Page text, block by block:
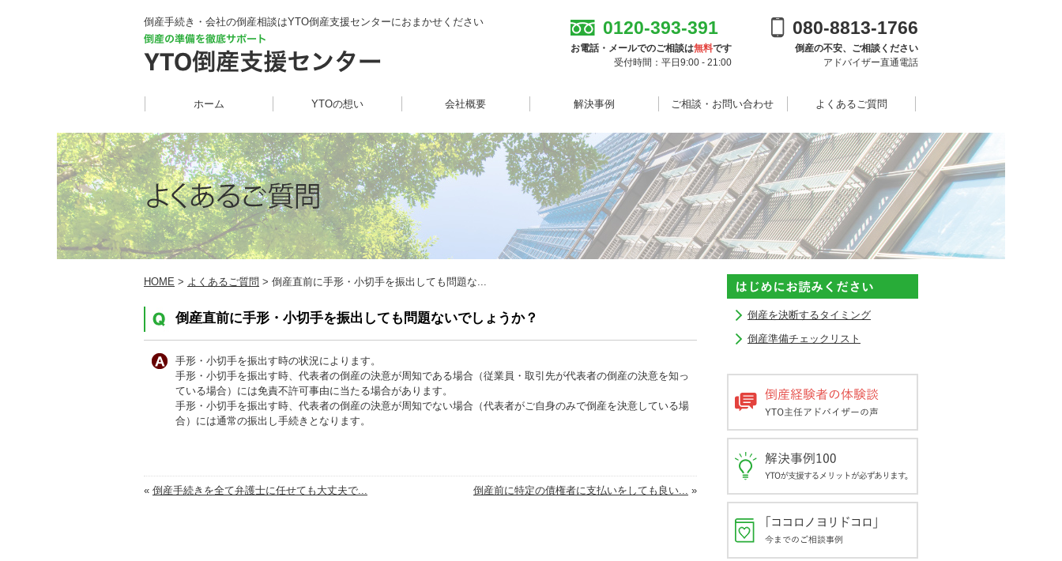
倒産手続き・会社の倒産相談はYTO倒産支援センターにおまかせください 0120-393-391
お電話・メールでのご相談は無料です
受付時間：平日9:00 - 21:00
080-8813-1766
倒産の不安、ご相談ください
アドバイザー直通電話
ホーム YTOの想い 会社概要 解決事例 ご相談・お問い合わせ よくあるご質問
倒産を決断するタイミング
倒産準備チェックリスト
HOME > よくあるご質問 > 倒産直前に手形・小切手を振出しても問題な...
倒産直前に手形・小切手を振出しても問題ないでしょうか？
手形・小切手を振出す時の状況によります。
手形・小切手を振出す時、代表者の倒産の決意が周知である場合（従業員・取引先が代表者の倒産の決意を知っ
ている場合）には免責不許可事由に当たる場合があります。
手形・小切手を振出す時、代表者の倒産の決意が周知でない場合（代表者がご自身のみで倒産を決意している場
合）には通常の振出し手続きとなります。
« 倒産手続きを全て弁護士に任せても大丈夫で... 倒産前に特定の債権者に支払いをしても良い... »